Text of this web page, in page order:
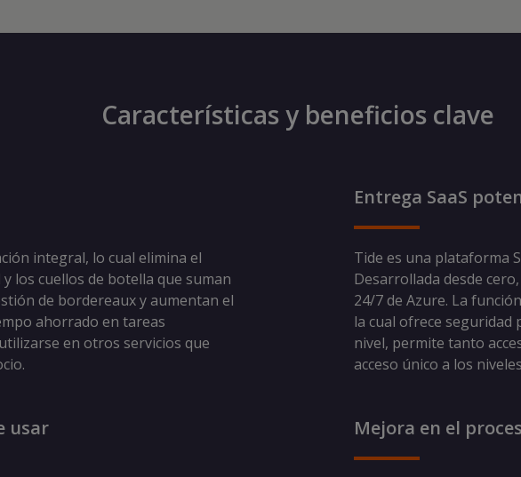
Características y beneficios clave
integral, lo cual elimina el
los cuellos de botella que suman
de bordereaux y aumentan el
ahorrado en tareas
en otros servicios que
Entrega SaaS
Tide es una plataforma
Desarrollada desde
24/7 de Azure. La
la cual ofrece seguridad
nivel, permite tanto
acceso único a los
usar Mejora en el